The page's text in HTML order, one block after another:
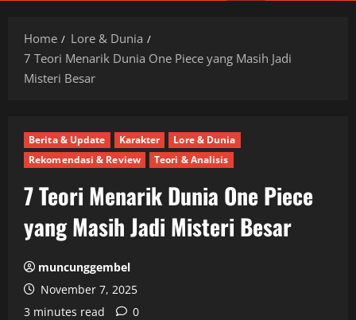
Home
Lore & Dunia
7 Teori Menarik Dunia One Piece yang Masih Jadi
Misteri Besar
Berita & Update Karakter
Lore & Dunia
Rekomendasi & Review
Teori & Analisis
7 Teori Menarik Dunia One Piece
yang Masih Jadi Misteri Besar
muncunggembel
November 7, 2025
3 minutes read
0